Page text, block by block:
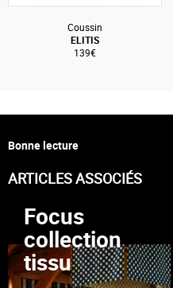
Coussin
ELITIS
139€
Bonne lecture
ARTICLES ASSOCIÉS
Focus
collection
tissu